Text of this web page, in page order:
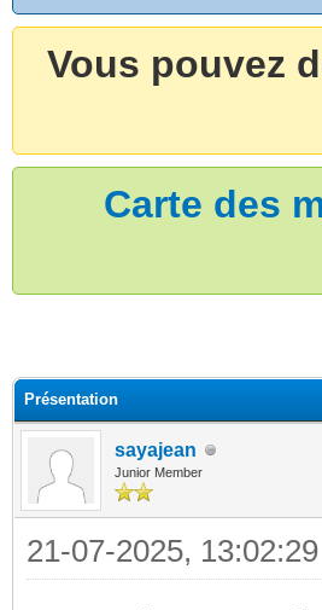
Vous pouvez
Carte des
Présentation
sayajean
Junior Member
21-07-2025, 13:02:29